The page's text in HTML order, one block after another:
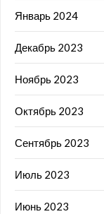
Январь 2024
Декабрь 2023
Ноябрь 2023
Октябрь 2023
Сентябрь 2023
Июль 2023
Июнь 2023